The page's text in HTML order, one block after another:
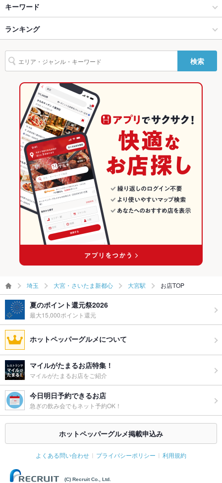
駐車場
英語メニュ
その他設備 ※ご不明点等、お気軽に店舗へご連絡ください。
その他
なし ：飲み放題付きコースはご用意しておりません。
食べ放題 なし ：当店では食べ放題プランはご用意しておりません。
カクテル充実、焼酎充実、日本酒充実
お子様連れ
お子様連れ歓迎 ：ご家族でのご来店心よりお待ちしております
♪
ウェディン
グパーティ
ー二次会
ご要望、ご相談等お気軽にお問い合わせください。
－
鍛冶屋 文蔵 市ヶ谷店
大宮・さいたま新都心 × 居酒屋
大宮・さいたま新都心 × 和風
大宮駅 × 居酒屋
大宮駅 × 和風
日本料理・懐石・割烹
大宮・さいたま新都心 × 和食
大宮・さいたま新都心 × 日本料理・懐石・割烹
大宮駅 × 和食
大宮駅 × 日本料理・懐石・割烹
大宮駅 × 居酒屋
大宮駅 × 和風
大宮駅 × 和食
大宮駅 × 日本料理・懐石・割烹
埼玉 × 居酒屋
埼玉 × 和風
埼玉 × 和食
埼玉 × 日本料理・懐石・割烹
大宮駅
北大宮駅
さいたま新都心駅
キーワード
からあげ にんにく料理
もつ鍋 ピザ 焼売 デザート
ランキング
埼玉のグルメランキング
埼玉の居酒屋ランキング
大宮・さいたま新都心のグルメランキング
大宮・さいたま新都心の居酒屋ランキング
大宮駅のグルメランキング
大宮駅の居酒屋ランキング
検索
埼玉 大宮・さいたま新都心 大宮駅 お店TOP
夏のポイント還元祭2026
最大15,000ポイント還元
ホットペッパーグルメについて
マイルがたまるお店特集！
マイルがたまるお店をご紹介
今日明日予約できるお店
急ぎの飲み会でもネット予約OK！
ホットペッパーグルメ掲載申込み
よくある問い合わせ プライバシーポリシー 利用規約
(C) Recruit Co., Ltd.